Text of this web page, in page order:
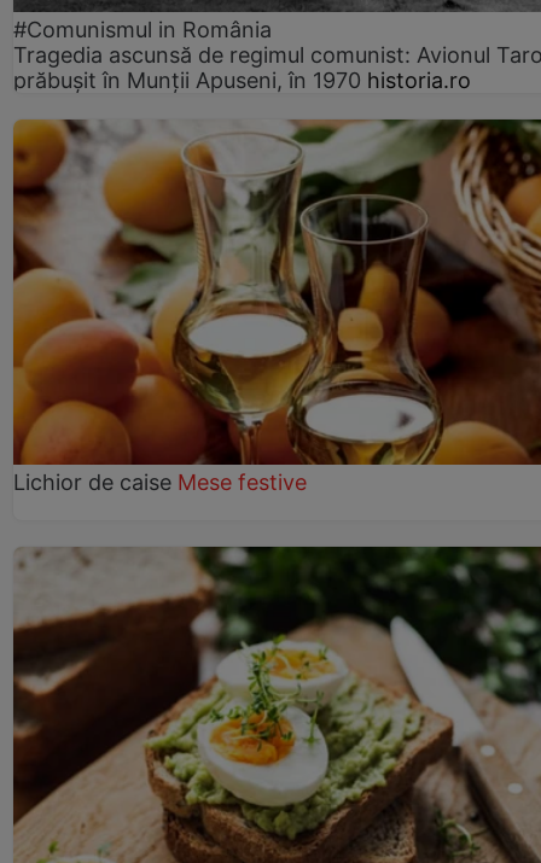
#Comunismul in România
Tragedia ascunsă de regimul comunist: Avionul
prăbușit în Munții Apuseni, în 1970 historia.ro
Lichior de caise Mese festive